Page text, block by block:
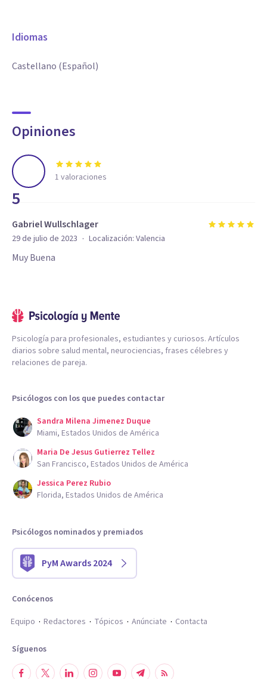
Idiomas
Castellano (Español)
Opiniones
5
1 valoraciones
Gabriel Wullschlager
29 de julio de 2023 · Localización: Valencia
Muy Buena
Psicología para profesionales, estudiantes y curiosos. Artículos
diarios sobre salud mental, neurociencias, frases célebres y
relaciones de pareja.
Psicólogos con los que puedes contactar
Sandra Milena Jimenez Duque
Miami, Estados Unidos de América
Maria De Jesus Gutierrez Tellez
San Francisco, Estados Unidos de América
Jessica Perez Rubio
Florida, Estados Unidos de América
Psicólogos nominados y premiados
PyM Awards 2024
Conócenos
Equipo
Redactores Tópicos Anúnciate Contacta
Síguenos